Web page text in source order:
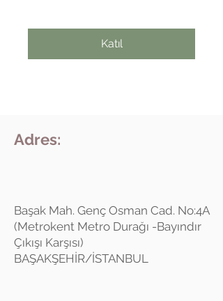
Katıl
Adres:
Başak Mah. Genç Osman Cad. No:4A
(Metrokent Metro Durağı -Bayındır
Çıkışı Karşısı)
BAŞAKŞEHİR/İSTANBUL